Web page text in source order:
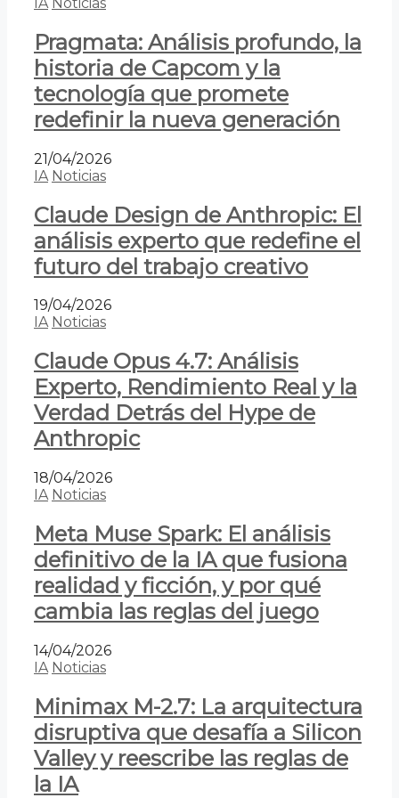
Pragmata: Análisis profundo, la
historia de Capcom y la
tecnología que promete
redefinir la nueva generación
21/04/2026
IA Noticias
Claude Design de Anthropic: El
análisis experto que redefine el
futuro del trabajo creativo
19/04/2026
IA Noticias
Claude Opus 4.7: Análisis
Experto, Rendimiento Real y la
Verdad Detrás del Hype de
Anthropic
18/04/2026
IA Noticias
Meta Muse Spark: El análisis
definitivo de la IA que fusiona
realidad y ficción, y por qué
cambia las reglas del juego
14/04/2026
IA Noticias
Minimax M-2.7: La arquitectura
disruptiva que desafía a Silicon
Valley y reescribe las reglas de
la IA